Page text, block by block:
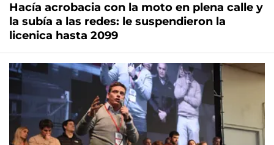
Hacía acrobacia con la moto en plena calle y
la subía a las redes: le suspendieron la
licenica hasta 2099